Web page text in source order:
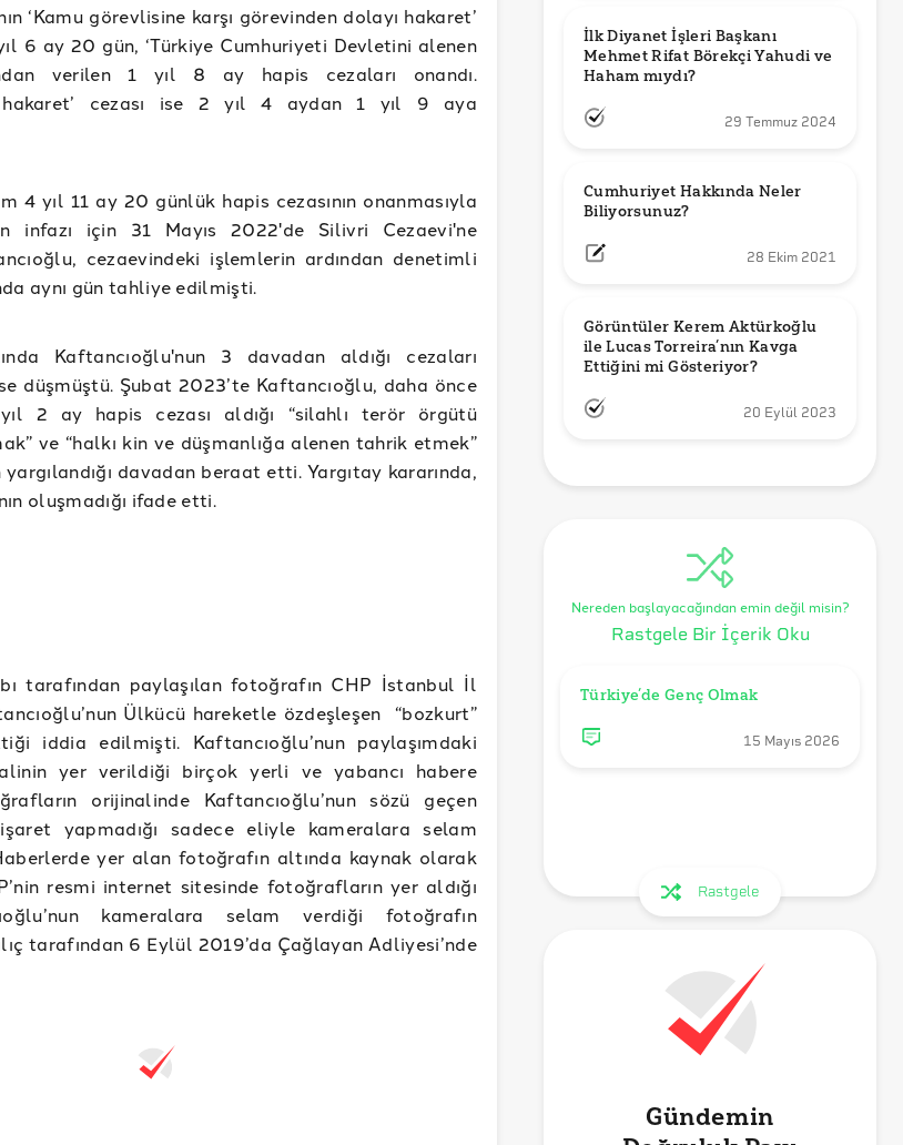
‘Kamu görevlisine karşı görevinden dolayı hakaret’
6 ay 20 gün, ‘Türkiye Cumhuriyeti Devletini alenen
verilen 1 yıl 8 ay hapis cezaları onandı.
hakaret’ cezası ise 2 yıl 4 aydan 1 yıl 9 aya
4 yıl 11 ay 20 günlük hapis cezasının onanmasıyla
infazı için 31 Mayıs 2022'de Silivri Cezaevi'ne
cezaevindeki işlemlerin ardından denetimli
aynı gün tahliye edilmişti.
Kaftancıoğlu'nun 3 davadan aldığı cezaları
düşmüştü. Şubat 2023’te Kaftancıoğlu, daha önce
2 ay hapis cezası aldığı “silahlı terör örgütü
ve “halkı kin ve düşmanlığa alenen tahrik etmek”
davadan beraat etti. Yargıtay kararında,
oluşmadığı ifade etti.
tarafından paylaşılan fotoğrafın CHP İstanbul İl
Ülkücü hareketle özdeşleşen “bozkurt”
iddia edilmişti. Kaftancıoğlu’nun paylaşımdaki
yer verildiği birçok yerli ve yabancı habere
orijinalinde Kaftancıoğlu’nun sözü geçen
yapmadığı sadece eliyle kameralara selam
yer alan fotoğrafın altında kaynak olarak
resmi internet sitesinde fotoğrafların yer aldığı
kameralara selam verdiği fotoğrafın
tarafından 6 Eylül 2019’da Çağlayan Adliyesi’nde
İlk Diyanet İşleri Başkanı
Mehmet Rifat Börekçi Yahudi ve
Haham mıydı?
29 Temmuz 2024
Cumhuriyet Hakkında Neler
Biliyorsunuz?
28 Ekim 2021
Görüntüler Kerem Aktürkoğlu
ile Lucas Torreira’nın Kavga
Ettiğini mi Gösteriyor?
20 Eylül 2023
Nereden başlayacağından emin değil misin?
Rastgele Bir İçerik Oku
Türkiye’de Genç Olmak
15 Mayıs 2026
Rastgele
Gündemin